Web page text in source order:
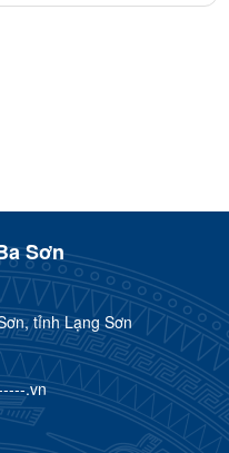
Sơn
tỉnh Lạng Sơn
.vn